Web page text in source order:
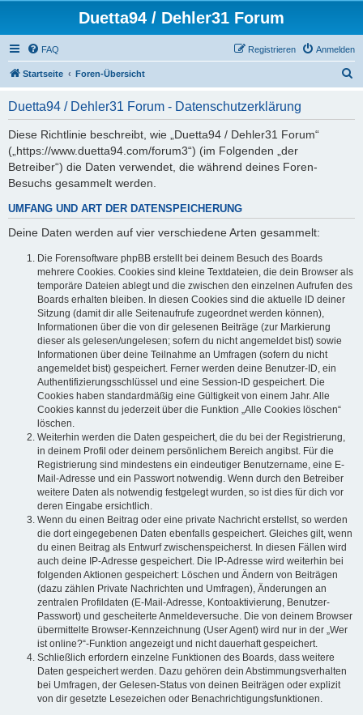
Duetta94 / Dehler31 Forum
FAQ Anmelden
Registrieren
Startseite Foren-Übersicht
Duetta94 / Dehler31 Forum - Datenschutzerklärung
Diese Richtlinie beschreibt, wie „Duetta94 / Dehler31 Forum“
(„https://www.duetta94.com/forum3“) (im Folgenden „der
Betreiber“) die Daten verwendet, die während deines Foren-
Besuchs gesammelt werden.
UMFANG UND ART DER DATENSPEICHERUNG
Deine Daten werden auf vier verschiedene Arten gesammelt:
Die Forensoftware phpBB erstellt bei deinem Besuch des Boards
mehrere Cookies. Cookies sind kleine Textdateien, die dein Browser als
temporäre Dateien ablegt und die zwischen den einzelnen Aufrufen des
Boards erhalten bleiben. In diesen Cookies sind die aktuelle ID deiner
Sitzung (damit dir alle Seitenaufrufe zugeordnet werden können),
Informationen über die von dir gelesenen Beiträge (zur Markierung
dieser als gelesen/ungelesen; sofern du nicht angemeldet bist) sowie
Informationen über deine Teilnahme an Umfragen (sofern du nicht
angemeldet bist) gespeichert. Ferner werden deine Benutzer-ID, ein
Authentifizierungsschlüssel und eine Session-ID gespeichert. Die
Cookies haben standardmäßig eine Gültigkeit von einem Jahr. Alle
Cookies kannst du jederzeit über die Funktion „Alle Cookies löschen“
löschen.
Weiterhin werden die Daten gespeichert, die du bei der Registrierung,
in deinem Profil oder deinem persönlichem Bereich angibst. Für die
Registrierung sind mindestens ein eindeutiger Benutzername, eine E-
Mail-Adresse und ein Passwort notwendig. Wenn durch den Betreiber
weitere Daten als notwendig festgelegt wurden, so ist dies für dich vor
deren Eingabe ersichtlich.
Wenn du einen Beitrag oder eine private Nachricht erstellst, so werden
die dort eingegebenen Daten ebenfalls gespeichert. Gleiches gilt, wenn
du einen Beitrag als Entwurf zwischenspeicherst. In diesen Fällen wird
auch deine IP-Adresse gespeichert. Die IP-Adresse wird weiterhin bei
folgenden Aktionen gespeichert: Löschen und Ändern von Beiträgen
(dazu zählen Private Nachrichten und Umfragen), Änderungen an
zentralen Profildaten (E-Mail-Adresse, Kontoaktivierung, Benutzer-
Passwort) und gescheiterte Anmeldeversuche. Die von deinem Browser
übermittelte Browser-Kennzeichnung (User Agent) wird nur in der „Wer
ist online?“-Funktion angezeigt und nicht dauerhaft gespeichert.
Schließlich erfordern einzelne Funktionen des Boards, dass weitere
Daten gespeichert werden. Dazu gehören dein Abstimmungsverhalten
bei Umfragen, der Gelesen-Status von deinen Beiträgen oder explizit
von dir gesetzte Lesezeichen oder Benachrichtigungsfunktionen.